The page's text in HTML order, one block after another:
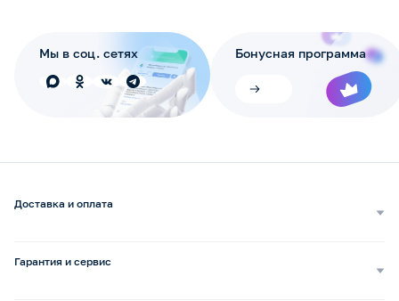
Мы в соц. сетях Бонусная программа
Доставка и оплата
Гарантия и сервис